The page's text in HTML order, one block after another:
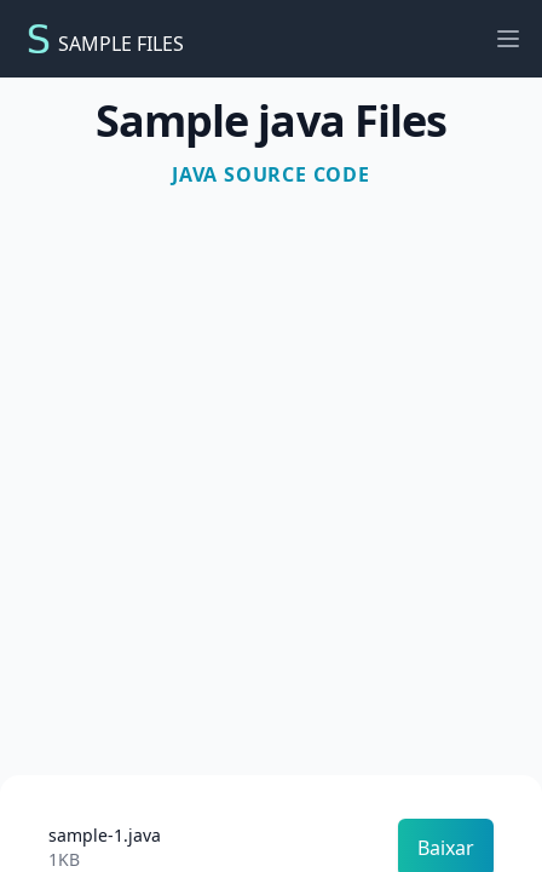
SAMPLE FILES
Sample java Files
JAVA SOURCE CODE
sample-1.java
1KB
Baixar